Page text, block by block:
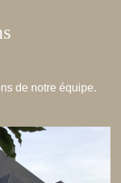
de notre équipe.